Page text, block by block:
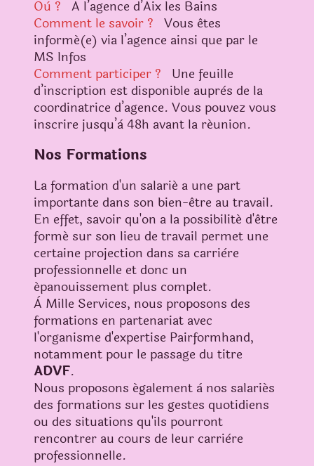
Où ? A l’agence d’Aix les Bains
Comment le savoir ? Vous êtes
informé(e) via l’agence ainsi que par le
MS Infos
Comment participer ?
Une feuille
d’inscription est disponible auprès de la
coordinatrice d’agence. Vous pouvez vous
inscrire jusqu’à 48h avant la réunion.
Nos Formations
La formation d'un salarié a une part
importante dans son bien-être au travail.
En effet, savoir qu'on a la possibilité d'être
formé sur son lieu de travail permet une
certaine projection dans sa carrière
professionnelle et donc un
épanouissement plus complet.
À Mille Services, nous proposons des
formations en partenariat avec
l'organisme d'expertise Pairformhand,
notamment pour le passage du titre
ADVF.
Nous proposons également à nos salariés
des formations sur les gestes quotidiens
ou des situations qu'ils pourront
rencontrer au cours de leur carrière
professionnelle.